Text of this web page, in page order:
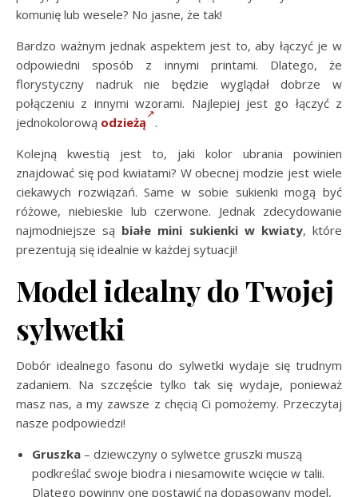
komunię lub wesele? No jasne, że tak!
Bardzo ważnym jednak aspektem jest to, aby łączyć je w
odpowiedni sposób z innymi printami. Dlatego, że
florystyczny nadruk nie będzie wyglądał dobrze w
połączeniu z innymi wzorami. Najlepiej jest go łączyć z
jednokolorową odzieżą
.
Kolejną kwestią jest to, jaki kolor ubrania powinien
znajdować się pod kwiatami? W obecnej modzie jest wiele
ciekawych rozwiązań. Same w sobie sukienki mogą być
różowe, niebieskie lub czerwone. Jednak zdecydowanie
najmodniejsze są białe mini sukienki w kwiaty, które
prezentują się idealnie w każdej sytuacji!
Model idealny do Twojej
sylwetki
Dobór idealnego fasonu do sylwetki wydaje się trudnym
zadaniem. Na szczęście tylko tak się wydaje, ponieważ
masz nas, a my zawsze z chęcią Ci pomożemy. Przeczytaj
nasze podpowiedzi!
Gruszka – dziewczyny o sylwetce gruszki muszą
podkreślać swoje biodra i niesamowite wcięcie w talii.
Dlatego powinny one postawić na dopasowany model,